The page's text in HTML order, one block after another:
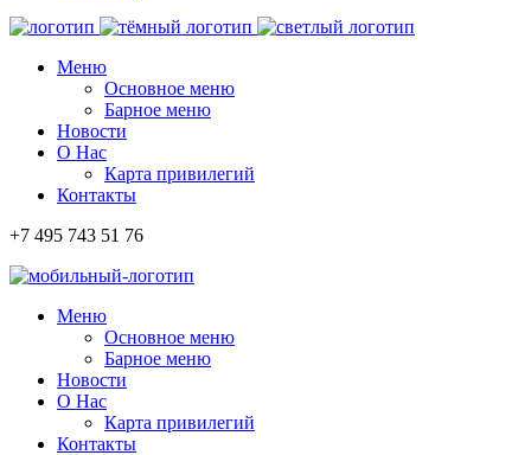
Меню
Основное меню
Барное меню
Новости
О Нас
Карта привилегий
Контакты
+7 495 743 51 76
Меню
Основное меню
Барное меню
Новости
О Нас
Карта привилегий
Контакты